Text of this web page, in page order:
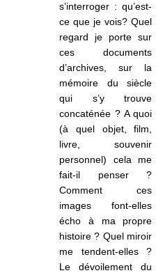
s’interroger : qu’est-
ce que je vois? Quel
regard je porte sur
ces documents
d’archives, sur la
mémoire du siècle
qui s’y trouve
concaténée ? A quoi
(à quel objet, film,
livre, souvenir
personnel) cela me
fait-il penser ?
Comment ces
images font-elles
écho à ma propre
histoire ? Quel miroir
me tendent-elles ?
Le dévoilement du